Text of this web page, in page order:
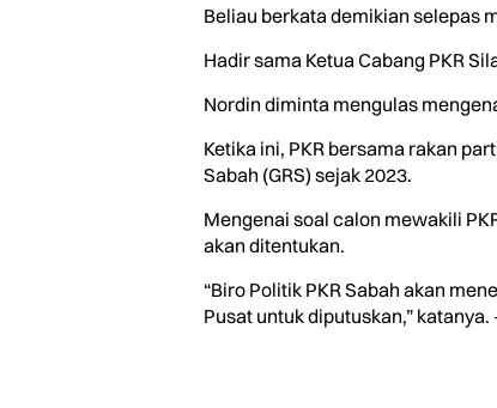
Beliau berkata demikian selepas
Hadir sama Ketua Cabang PKR
Nordin diminta mengulas
Ketika ini, PKR bersama rakan
Sabah (GRS) sejak 2023.
Mengenai soal calon mewakili
akan ditentukan.
“Biro Politik PKR Sabah akan
Pusat untuk diputuskan,” katanya.